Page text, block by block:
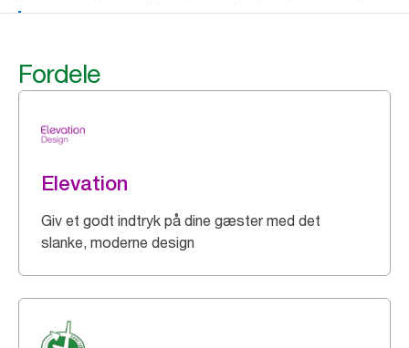
Fordele
Elevation
Giv et godt indtryk på dine gæster med det
slanke, moderne design